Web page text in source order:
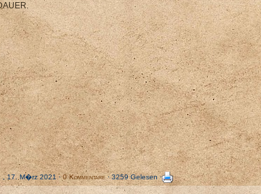
, 17. M�rz 2021 ·0 Kommentare· 3259 Gelesen ·